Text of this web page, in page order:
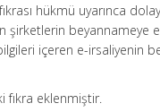
hükmü uyarınca
şirketlerin beyannameye
içeren e-irsaliyenin
fıkra eklenmiştir.